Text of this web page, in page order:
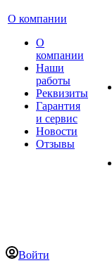
О компании
О
компании
Наши
работы
Реквизиты
Гарантия
и сервис
Новости
Отзывы
Войти